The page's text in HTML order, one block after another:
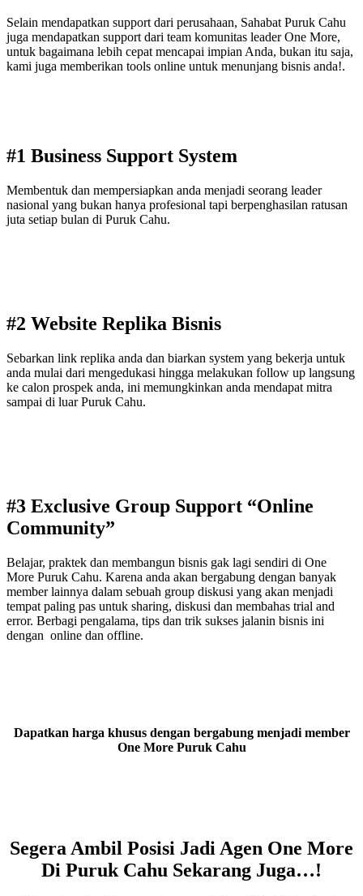
Selain mendapatkan support dari perusahaan, Sahabat Puruk Cahu
juga mendapatkan support dari team komunitas leader One More,
untuk bagaimana lebih cepat mencapai impian Anda, bukan itu saja,
kami juga memberikan tools online untuk menunjang bisnis anda!.
#1 Business Support System
Membentuk dan mempersiapkan anda menjadi seorang leader
nasional yang bukan hanya profesional tapi berpenghasilan ratusan
juta setiap bulan di Puruk Cahu.
#2 Website Replika Bisnis
Sebarkan link replika anda dan biarkan system yang bekerja untuk
anda mulai dari mengedukasi hingga melakukan follow up langsung
ke calon prospek anda, ini memungkinkan anda mendapat mitra
sampai di luar Puruk Cahu.
#3 Exclusive Group Support “Online
Community”
Belajar, praktek dan membangun bisnis gak lagi sendiri di One
More Puruk Cahu. Karena anda akan bergabung dengan banyak
member lainnya dalam sebuah group diskusi yang akan menjadi
tempat paling pas untuk sharing, diskusi dan membahas trial and
error. Berbagi pengalama, tips dan trik sukses jalanin bisnis ini
dengan online dan offline.
Dapatkan harga khusus dengan bergabung menjadi member
One More Puruk Cahu
Segera Ambil Posisi Jadi Agen One More
Di Puruk Cahu Sekarang Juga…!